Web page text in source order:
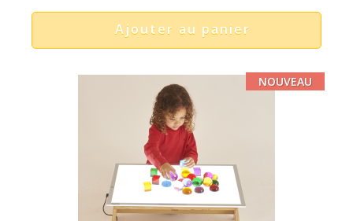
Ajouter au panier
NOUVEAU